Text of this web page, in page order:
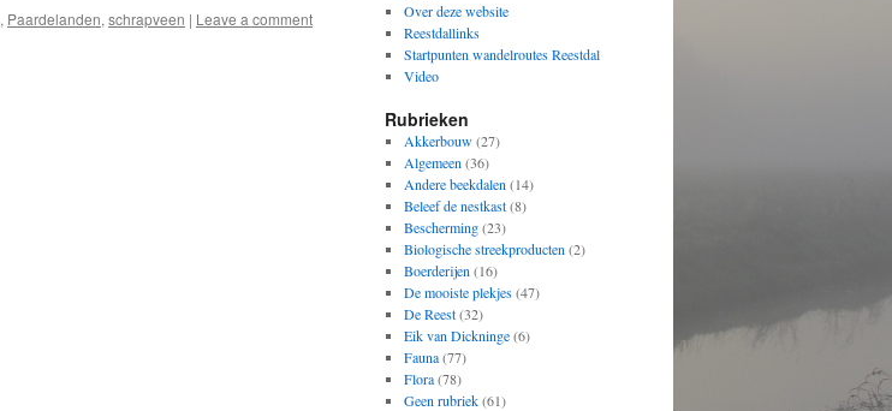
, Paardelanden, schrapveen | Leave a comment
Over deze website
Reestdallinks
Startpunten wandelroutes Reestdal
Video
Rubrieken
Akkerbouw(27)
Algemeen (36)
Andere beekdalen (14)
Beleef de nestkast(8)
Bescherming(23)
Biologische streekproducten (2)
Boerderijen (16)
De mooiste plekjes(47)
De Reest(32)
Eik van Dickninge(6)
Fauna(77)
Flora(78)
Geen rubriek(61)